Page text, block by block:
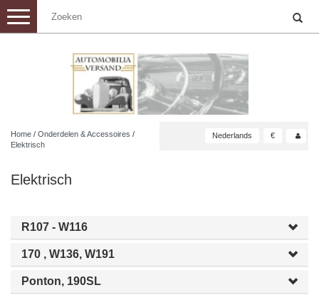
Toggle
navigation
Home / Onderdelen & Accessoires /
Elektrisch
Nederlands €
Elektrisch
R107 - W116
170 , W136, W191
Ponton, 190SL